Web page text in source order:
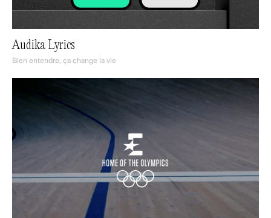
Audika Lyrics
Bien entendre, ça change la vie